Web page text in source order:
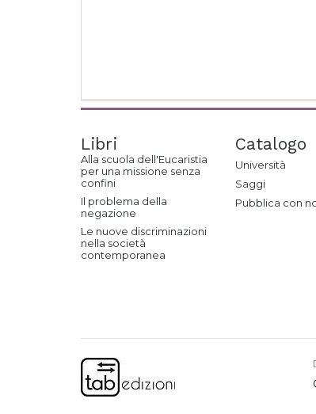
Libri
Alla scuola dell'Eucaristia
per una missione senza
confini
Il problema della
negazione
Le nuove discriminazioni
nella società
contemporanea
Catalogo
Università
Saggi
Pubblica con